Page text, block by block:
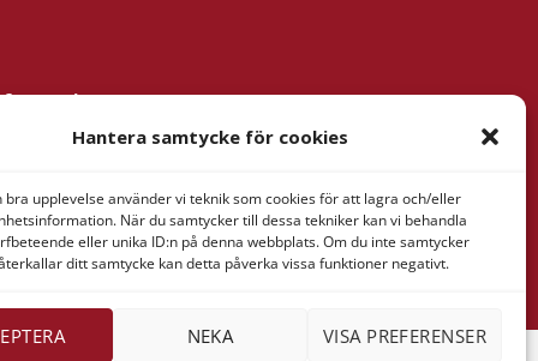
Hantera samtycke för cookies
bra upplevelse använder vi teknik som cookies för att lagra och/eller
När du samtycker till dessa tekniker kan vi behandla
eller unika ID:n på denna webbplats. Om du inte samtycker
ditt samtycke kan detta påverka vissa funktioner negativt.
NEKA VISA PREFERENSER
Verner